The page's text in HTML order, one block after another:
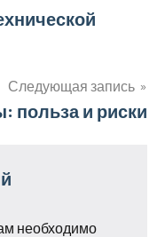
Следующая запись
польза и риски
необходимо